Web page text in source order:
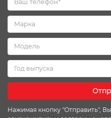
Нажимая кнопку "Отправить",